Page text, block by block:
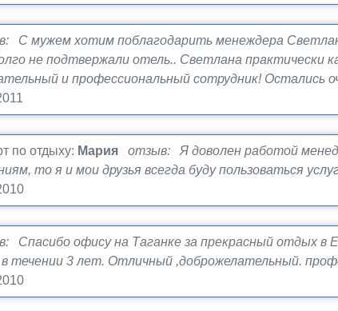
С мужем хотим поблагодарить менеждера
не подтвержали отель.. Светлана практически
и профессиональный сотрудник! Остались
по отдыху: Мария
отзыв: Я доволен работой
то я и мои друзья всегда буду пользоваться
Спасибо офису на Таганке за прекрасный отдых в
течении 3 лет. Отличный ,доброжелательный.